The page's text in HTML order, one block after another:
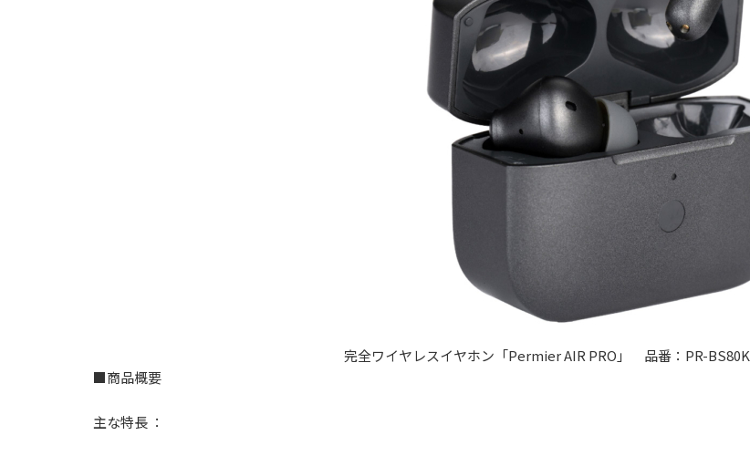
完全ワイヤレスイヤホン「Permier AIR PRO」 品番：PR-BS80K
■商品概要
主な特⻑ ：